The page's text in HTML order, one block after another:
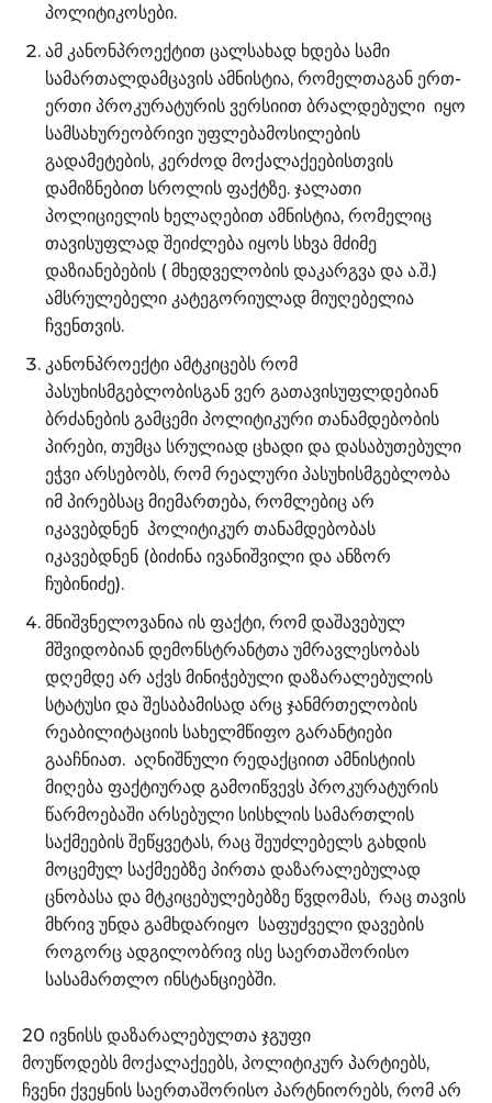
პოლიტიკოსები.
ამ კანონპროექტით ცალსახად ხდება სამი
სამართალდამცავის ამნისტია, რომელთაგან ერთ-
ერთი პროკურატურის ვერსიით ბრალდებული იყო
სამსახურეობრივი უფლებამოსილების
გადამეტების, კერძოდ მოქალაქეებისთვის
დამიზნებით სროლის ფაქტზე. ჯალათი
პოლიციელის ხელაღებით ამნისტია, რომელიც
თავისუფლად შეიძლება იყოს სხვა მძიმე
დაზიანებების ( მხედველობის დაკარგვა და ა.შ.)
ამსრულებელი კატეგორიულად მიუღებელია
ჩვენთვის.
კანონპროექტი ამტკიცებს რომ
პასუხისმგებლობისგან ვერ გათავისუფლდებიან
ბრძანების გამცემი პოლიტიკური თანამდებობის
პირები, თუმცა სრულიად ცხადი და დასაბუთებული
ეჭვი არსებობს, რომ რეალური პასუხისმგებლობა
იმ პირებსაც მიემართება, რომლებიც არ
იკავებდნენ პოლიტიკურ თანამდებობას
იკავებდნენ (ბიძინა ივანიშვილი და ანზორ
ჩუბინიძე).
მნიშვნელოვანია ის ფაქტი, რომ დაშავებულ
მშვიდობიან დემონსტრანტთა უმრავლესობას
დღემდე არ აქვს მინიჭებული დაზარალებულის
სტატუსი და შესაბამისად არც ჯანმრთელობის
რეაბილიტაციის სახელმწიფო გარანტიები
გააჩნიათ. აღნიშნული რედაქციით ამნისტიის
მიღება ფაქტიურად გამოიწვევს პროკურატურის
წარმოებაში არსებული სისხლის სამართლის
საქმეების შეწყვეტას, რაც შეუძლებელს გახდის
მოცემულ საქმეებზე პირთა დაზარალებულად
ცნობასა და მტკიცებულებებზე წვდომას, რაც თავის
მხრივ უნდა გამხდარიყო საფუძველი დავების
როგორც ადგილობრივ ისე საერთაშორისო
სასამართლო ინსტანციებში.
20 ივნისს დაზარალებულთა ჯგუფი
მოუწოდებს მოქალაქეებს, პოლიტიკურ პარტიებს,
ჩვენი ქვეყნის საერთაშორისო პარტნიორებს, რომ არ